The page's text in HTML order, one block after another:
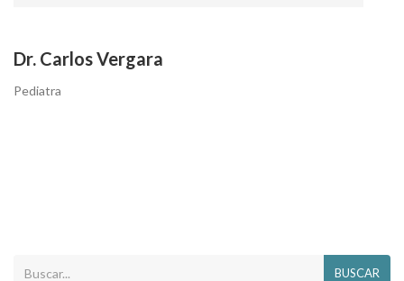
Dr. Carlos Vergara
Pediatra
BUSCAR